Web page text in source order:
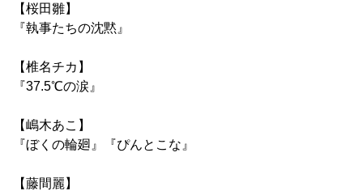
【桜田雛】
『執事たちの沈黙』
【椎名チカ】
『37.5℃の涙』
【嶋木あこ】
『ぼくの輪廻』『ぴんとこな』
【藤間麗】